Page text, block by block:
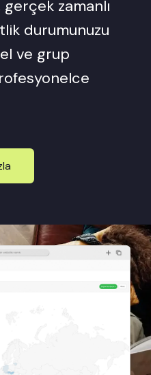
zamanlı
durumunuzu
ve grup